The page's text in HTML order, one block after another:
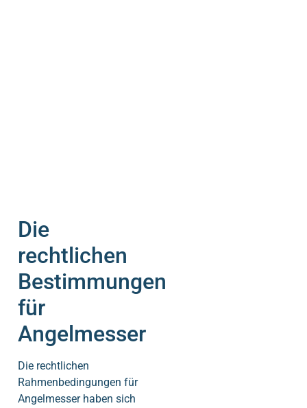
Die
rechtlichen
Bestimmungen
für
Angelmesser
Die rechtlichen
Rahmenbedingungen für
Angelmesser haben sich